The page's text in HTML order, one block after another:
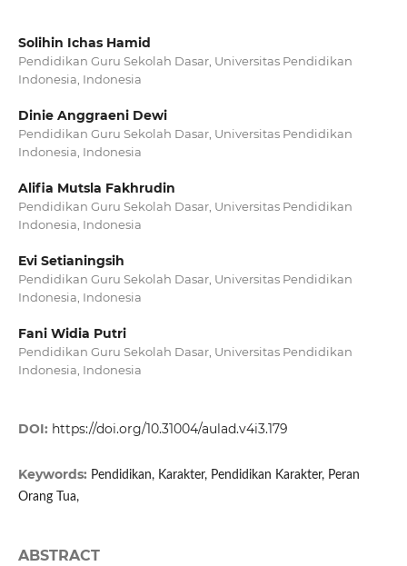
Solihin Ichas Hamid
Pendidikan Guru Sekolah Dasar, Universitas Pendidikan
Indonesia, Indonesia
Dinie Anggraeni Dewi
Pendidikan Guru Sekolah Dasar, Universitas Pendidikan
Indonesia, Indonesia
Alifia Mutsla Fakhrudin
Pendidikan Guru Sekolah Dasar, Universitas Pendidikan
Indonesia, Indonesia
Evi Setianingsih
Pendidikan Guru Sekolah Dasar, Universitas Pendidikan
Indonesia, Indonesia
Fani Widia Putri
Pendidikan Guru Sekolah Dasar, Universitas Pendidikan
Indonesia, Indonesia
DOI: https://doi.org/10.31004/aulad.v4i3.179
Keywords: Pendidikan, Karakter, Pendidikan Karakter, Peran
Orang Tua,
ABSTRACT